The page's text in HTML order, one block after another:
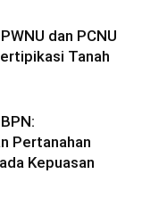
dan PCNU
Tanah
Pertanahan
Kepuasan